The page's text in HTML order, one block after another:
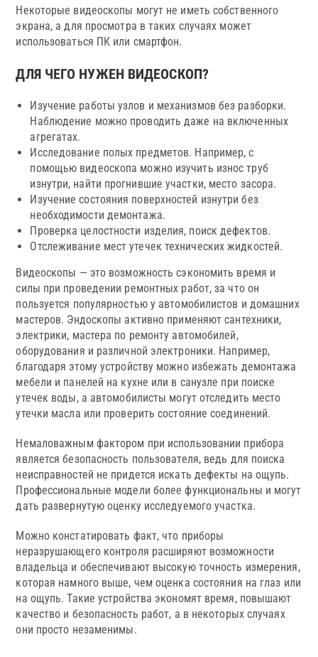
Некоторые видеоскопы могут не иметь собственного
экрана, а для просмотра в таких случаях может
использоваться ПК или смартфон.
ДЛЯ ЧЕГО НУЖЕН ВИДЕОСКОП?
Изучение работы узлов и механизмов без разборки.
Наблюдение можно проводить даже на включенных
агрегатах.
Исследование полых предметов. Например, с
помощью видеоскопа можно изучить износ труб
изнутри, найти прогнившие участки, место засора.
Изучение состояния поверхностей изнутри без
необходимости демонтажа.
Проверка целостности изделия, поиск дефектов.
Отслеживание мест утечек технических жидкостей.
Видеоскопы — это возможность сэкономить время и
силы при проведении ремонтных работ, за что он
пользуется популярностью у автомобилистов и домашних
мастеров. Эндоскопы активно применяют сантехники,
электрики, мастера по ремонту автомобилей,
оборудования и различной электроники. Например,
благодаря этому устройству можно избежать демонтажа
мебели и панелей на кухне или в санузле при поиске
утечек воды, а автомобилисты могут отследить место
утечки масла или проверить состояние соединений.
Немаловажным фактором при использовании прибора
является безопасность пользователя, ведь для поиска
неисправностей не придется искать дефекты на ощупь.
Профессиональные модели более функциональны и могут
дать развернутую оценку исследуемого участка.
Можно констатировать факт, что приборы
неразрушающего контроля расширяют возможности
владельца и обеспечивают высокую точность измерения,
которая намного выше, чем оценка состояния на глаз или
на ощупь. Такие устройства экономят время, повышают
качество и безопасность работ, а в некоторых случаях
они просто незаменимы.